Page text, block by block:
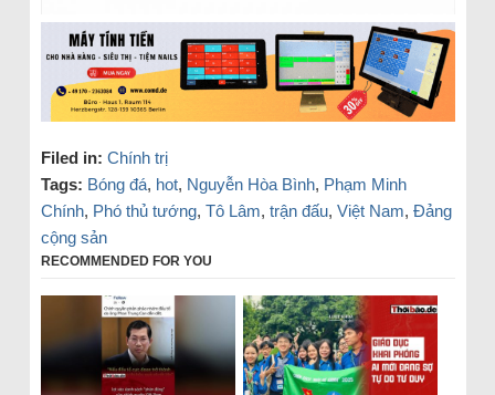
Filed in: Chính trị
Tags: Bóng đá, hot, Nguyễn Hòa Bình, Phạm Minh
Chính, Phó thủ tướng, Tô Lâm, trận đấu, Việt Nam, Đảng
cộng sản
RECOMMENDED FOR YOU